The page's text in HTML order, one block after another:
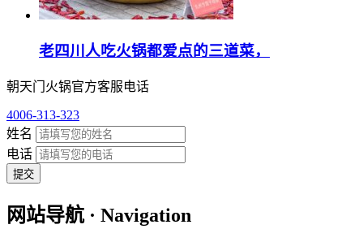
老四川人吃火锅都爱点的三道菜，
朝天门火锅官方客服电话
4006-313-323
姓名
电话
提交
网站导航 · Navigation